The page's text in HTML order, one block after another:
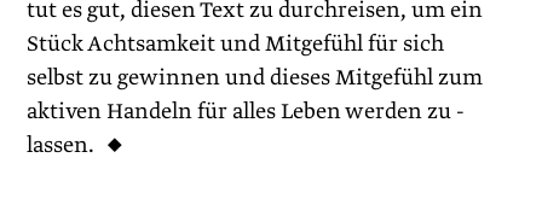
tut es gut, diesen Text zu durchreisen, um ein
Stück Achtsamkeit und Mitgefühl für sich
selbst zu gewinnen und dieses Mitgefühl zum
aktiven Handeln für alles Leben werden zu ­
lassen. ◆ ­